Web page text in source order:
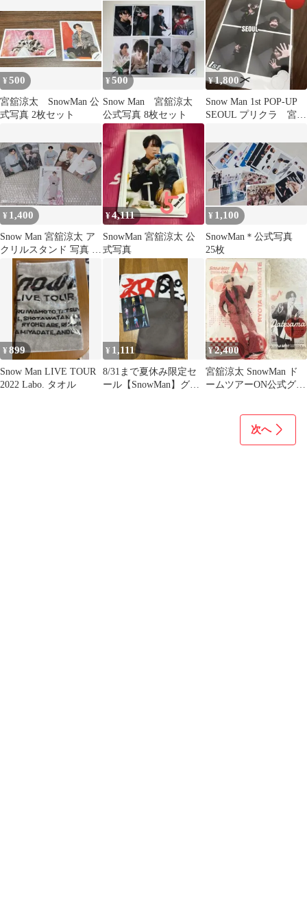
¥500
宮舘涼太 SnowMan 公
式写真 2枚セット
¥500
Snow Man 宮舘涼太
公式写真 8枚セット
¥1,800
Snow Man 1st POP-UP
SEOUL プリクラ 宮舘
¥ 1,400
Snow Man 宮舘涼太 ア
クリルスタンド 写真 セ
ット 滝沢歌舞伎ZERO
¥4,111
SnowMan 宮舘涼太 公
式写真
¥ 1,100
SnowMan＊公式写真
25枚
¥899
Snow Man LIVE TOUR
2022 Labo. タオル
¥ 1,111
8/31まで夏休み限定セ
ール【SnowMan】グッ
¥2,400
宮舘涼太 SnowMan ド
ームツアーON公式グッ
次へ